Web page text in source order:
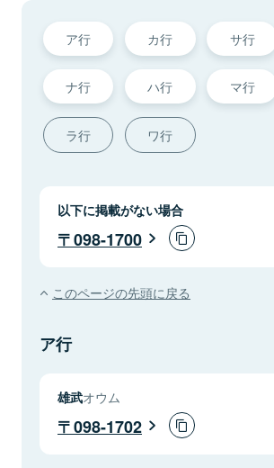
ア行 カ行 サ行
ナ行 ハ行 マ行
ラ行 ワ行
以下に掲載がない場合
098-1700
このページの先頭に戻る
ア行
雄武オウム
098-1702